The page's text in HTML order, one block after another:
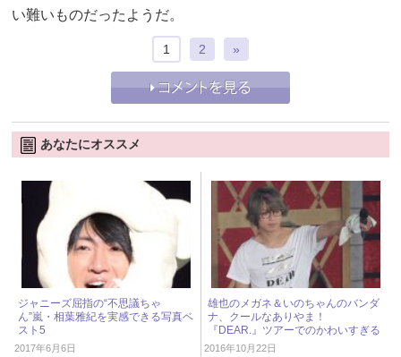
い難いものだったようだ。
1 2 »
あなたにオススメ
ジャニーズ屈指の“不思議ちゃ
ん”嵐・相葉雅紀を実感できる写真ベ
スト5
2017年6月6日
雄也のメガネ＆いのちゃんのバンダ
ナ、クールなありやま！
『DEAR.』ツアーでのかわいすぎる
JUMPベスト5
2016年10月22日